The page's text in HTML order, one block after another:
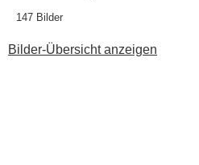
147 Bilder
Bilder-Übersicht anzeigen